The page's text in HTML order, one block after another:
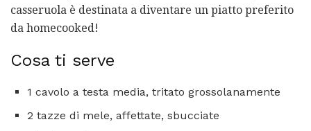
casseruola è destinata a diventare un piatto preferito
da homecooked!
Cosa ti serve
1 cavolo a testa media, tritato grossolanamente
2 tazze di mele, affettate, sbucciate